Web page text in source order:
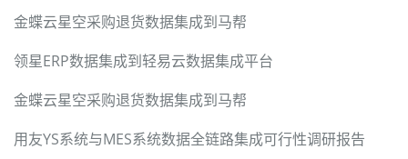
金蝶云星空采购退货数据集成到马帮
领星ERP数据集成到轻易云数据集成平台
金蝶云星空采购退货数据集成到马帮
用友YS系统与MES系统数据全链路集成可行性调研报告